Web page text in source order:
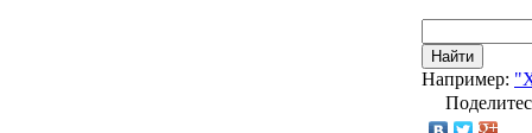
Найти
Например: